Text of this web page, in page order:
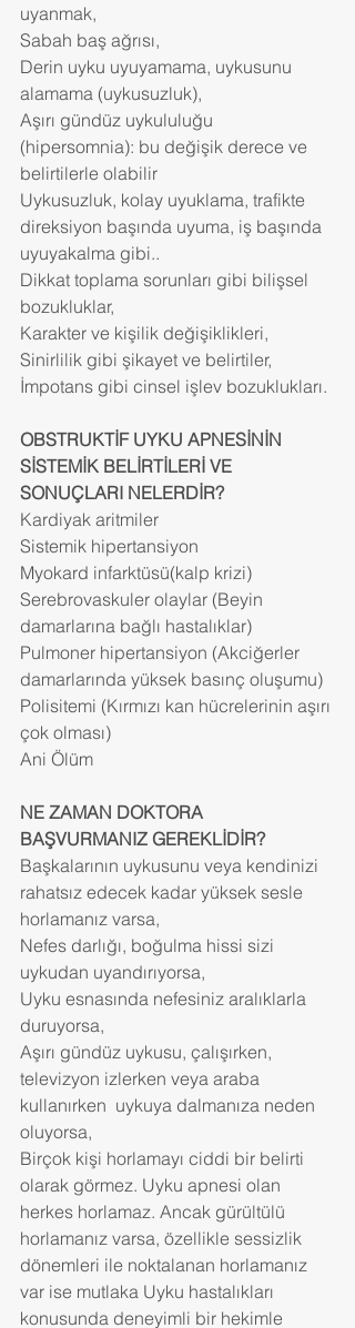
uyanmak,
Sabah baş ağrısı,
Derin uyku uyuyamama, uykusunu
alamama (uykusuzluk),
Aşırı gündüz uykululuğu
(hipersomnia): bu değişik derece ve
belirtilerle olabilir
Uykusuzluk, kolay uyuklama, trafikte
direksiyon başında uyuma, iş başında
uyuyakalma gibi..
Dikkat toplama sorunları gibi bilişsel
bozukluklar,
Karakter ve kişilik değişiklikleri,
Sinirlilik gibi şikayet ve belirtiler,
İmpotans gibi cinsel işlev bozuklukları.
OBSTRUKTİF UYKU APNESİNİN
SİSTEMİK BELİRTİLERİ VE
SONUÇLARI NELERDİR?
Kardiyak aritmiler
Sistemik hipertansiyon
Myokard infarktüsü(kalp krizi)
Serebrovaskuler olaylar (Beyin
damarlarına bağlı hastalıklar)
Pulmoner hipertansiyon (Akciğerler
damarlarında yüksek basınç oluşumu)
Polisitemi (Kırmızı kan hücrelerinin aşırı
çok olması)
Ani Ölüm
NE ZAMAN DOKTORA
BAŞVURMANIZ GEREKLİDİR?
Başkalarının uykusunu veya kendinizi
rahatsız edecek kadar yüksek sesle
horlamanız varsa,
Nefes darlığı, boğulma hissi sizi
uykudan uyandırıyorsa,
Uyku esnasında nefesiniz aralıklarla
duruyorsa,
Aşırı gündüz uykusu, çalışırken,
televizyon izlerken veya araba
kullanırken  uykuya dalmanıza neden
oluyorsa,
Birçok kişi horlamayı ciddi bir belirti
olarak görmez. Uyku apnesi olan
herkes horlamaz. Ancak gürültülü
horlamanız varsa, özellikle sessizlik
dönemleri ile noktalanan horlamanız
var ise mutlaka Uyku hastalıkları
konusunda deneyimli bir hekimle